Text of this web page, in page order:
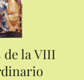
la VIII